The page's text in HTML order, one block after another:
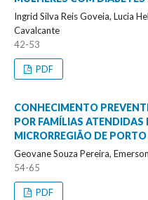
Ingrid Silva Reis Goveia, Lucia
Cavalcante
42-53
PDF
CONHECIMENTO
POR FAMÍLIAS ATENDIDAS
MICRORREGIÃO DE
Geovane Souza Pereira,
54-65
PDF